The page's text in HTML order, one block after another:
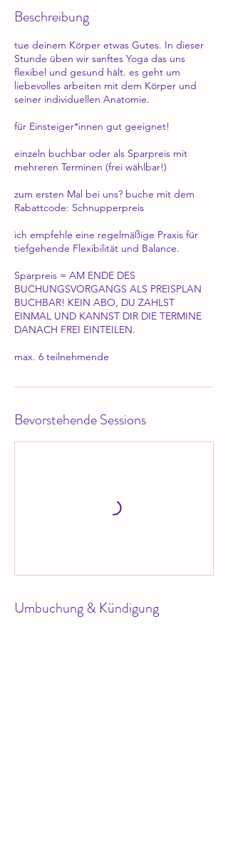
Beschreibung
tue deinem Körper etwas Gutes. In dieser
Stunde üben wir sanftes Yoga das uns
flexibel und gesund hält. es geht um
liebevolles arbeiten mit dem Körper und
seiner individuellen Anatomie.
für Einsteiger*innen gut geeignet!
einzeln buchbar oder als Sparpreis mit
mehreren Terminen (frei wählbar!)
zum ersten Mal bei uns? buche mit dem
Rabattcode: Schnupperpreis
ich empfehle eine regelmäßige Praxis für
tiefgehende Flexibilität und Balance.
Sparpreis = AM ENDE DES
BUCHUNGSVORGANGS ALS PREISPLAN
BUCHBAR! KEIN ABO, DU ZAHLST
EINMAL UND KANNST DIR DIE TERMINE
DANACH FREI EINTEILEN.
max. 6 teilnehmende
Bevorstehende Sessions
Umbuchung & Kündigung